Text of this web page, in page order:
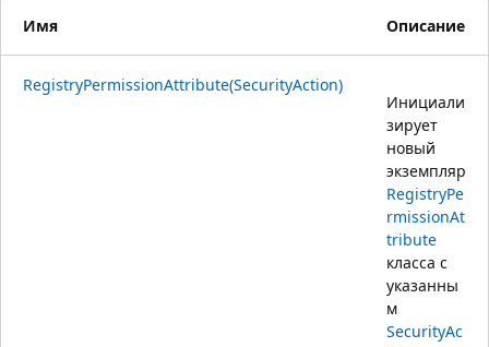
Имя Описание
RegistryPermissionAttribute(SecurityAction)
Инициали
зирует
новый
экземпляр
RegistryPe
rmissionAt
tribute
класса с
указанны
м
SecurityAc